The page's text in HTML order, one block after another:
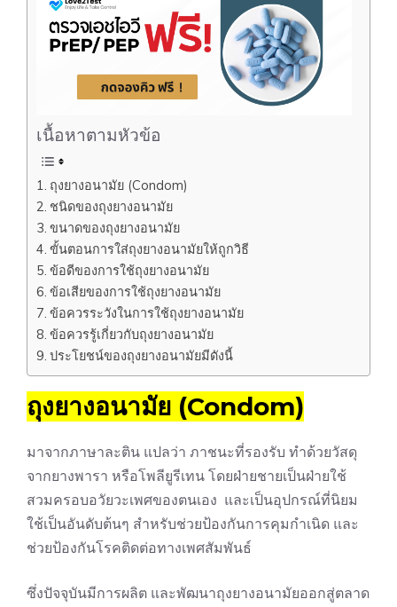
เนื้อหาตามหัวข้อ
ถุงยางอนามัย (Condom)
ชนิดของถุงยางอนามัย
ขนาดของถุงยางอนามัย
ขั้นตอนการใส่ถุงยางอนามัยให้ถูกวิธี
ข้อดีของการใช้ถุงยางอนามัย
ข้อเสียของการใช้ถุงยางอนามัย
ข้อควรระวังในการใช้ถุงยางอนามัย
ข้อควรรู้เกี่ยวกับถุงยางอนามัย
ประโยชน์ของถุงยางอนามัยมีดังนี้
ถุงยางอนามัย (Condom)
มาจากภาษาละติน แปลว่า ภาชนะที่รองรับ ทำด้วยวัสดุ
จากยางพารา หรือโพลียูรีเทน โดยฝ่ายชายเป็นฝ่ายใช้
สวมครอบอวัยวะเพศของตนเอง และเป็นอุปกรณ์ที่นิยม
ใช้เป็นอันดับต้นๆ สำหรับช่วยป้องกันการคุมกำเนิด และ
ช่วยป้องกันโรคติดต่อทางเพศสัมพันธ์
ซึ่งปัจจุบันมีการผลิต และพัฒนาถุงยางอนามัยออกสู่ตลาด